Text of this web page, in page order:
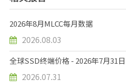
2026年8月MLCC每月数据
2026.08.03
全球SSD终端价格 - 2026年7月31日
2026.07.31